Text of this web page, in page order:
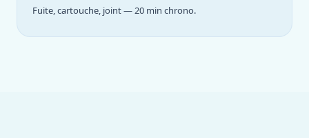
Fuite, cartouche, joint — 20 min chrono.